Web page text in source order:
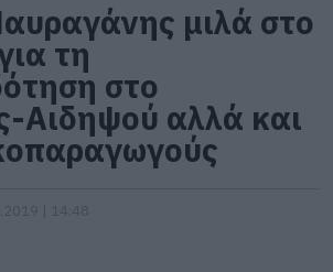
μιλά στο
τη
στο
Αιδηψού αλλά και